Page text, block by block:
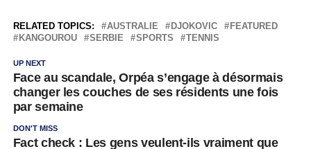
RELATED TOPICS: AUSTRALIE DJOKOVIC
FEATURED
KANGOUROU
SERBIE SPORTS TENNIS
UP NEXT
Face au scandale, Orpéa s’engage à désormais
changer les couches de ses résidents une fois
par semaine
DON'T MISS
Fact check : Les gens veulent-ils vraiment que